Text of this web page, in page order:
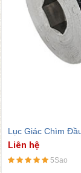
Lục Giác Chìm
Liên hệ
5Sao